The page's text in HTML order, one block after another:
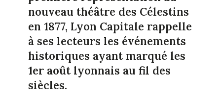
nouveau théâtre des Célestins
en 1877, Lyon Capitale rappelle
à ses lecteurs les événements
historiques ayant marqué les
1er août lyonnais au fil des
siècles.